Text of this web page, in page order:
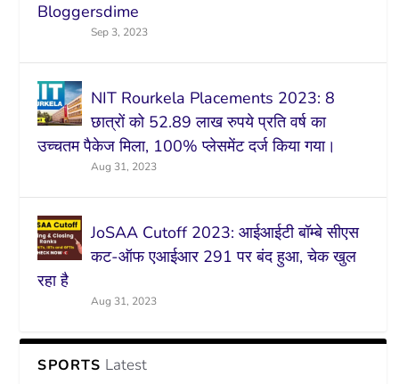
Bloggersdime
Sep 3, 2023
NIT Rourkela Placements 2023: 8
छात्रों को 52.89 लाख रुपये प्रति वर्ष का
उच्चतम पैकेज मिला, 100% प्लेसमेंट दर्ज किया गया।
Aug 31, 2023
JoSAA Cutoff 2023: आईआईटी बॉम्बे सीएस
कट-ऑफ एआईआर 291 पर बंद हुआ, चेक खुल
रहा है
Aug 31, 2023
SPORTS Latest